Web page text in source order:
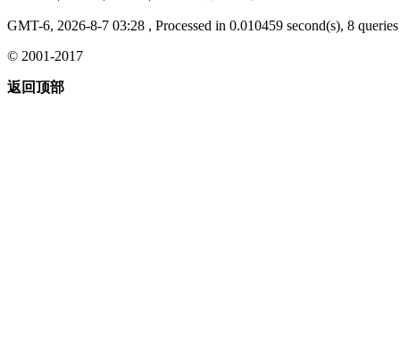
GMT-6, 2026-8-7 03:28 , Processed in 0.010459 second(s), 8
© 2001-2017
返回顶部